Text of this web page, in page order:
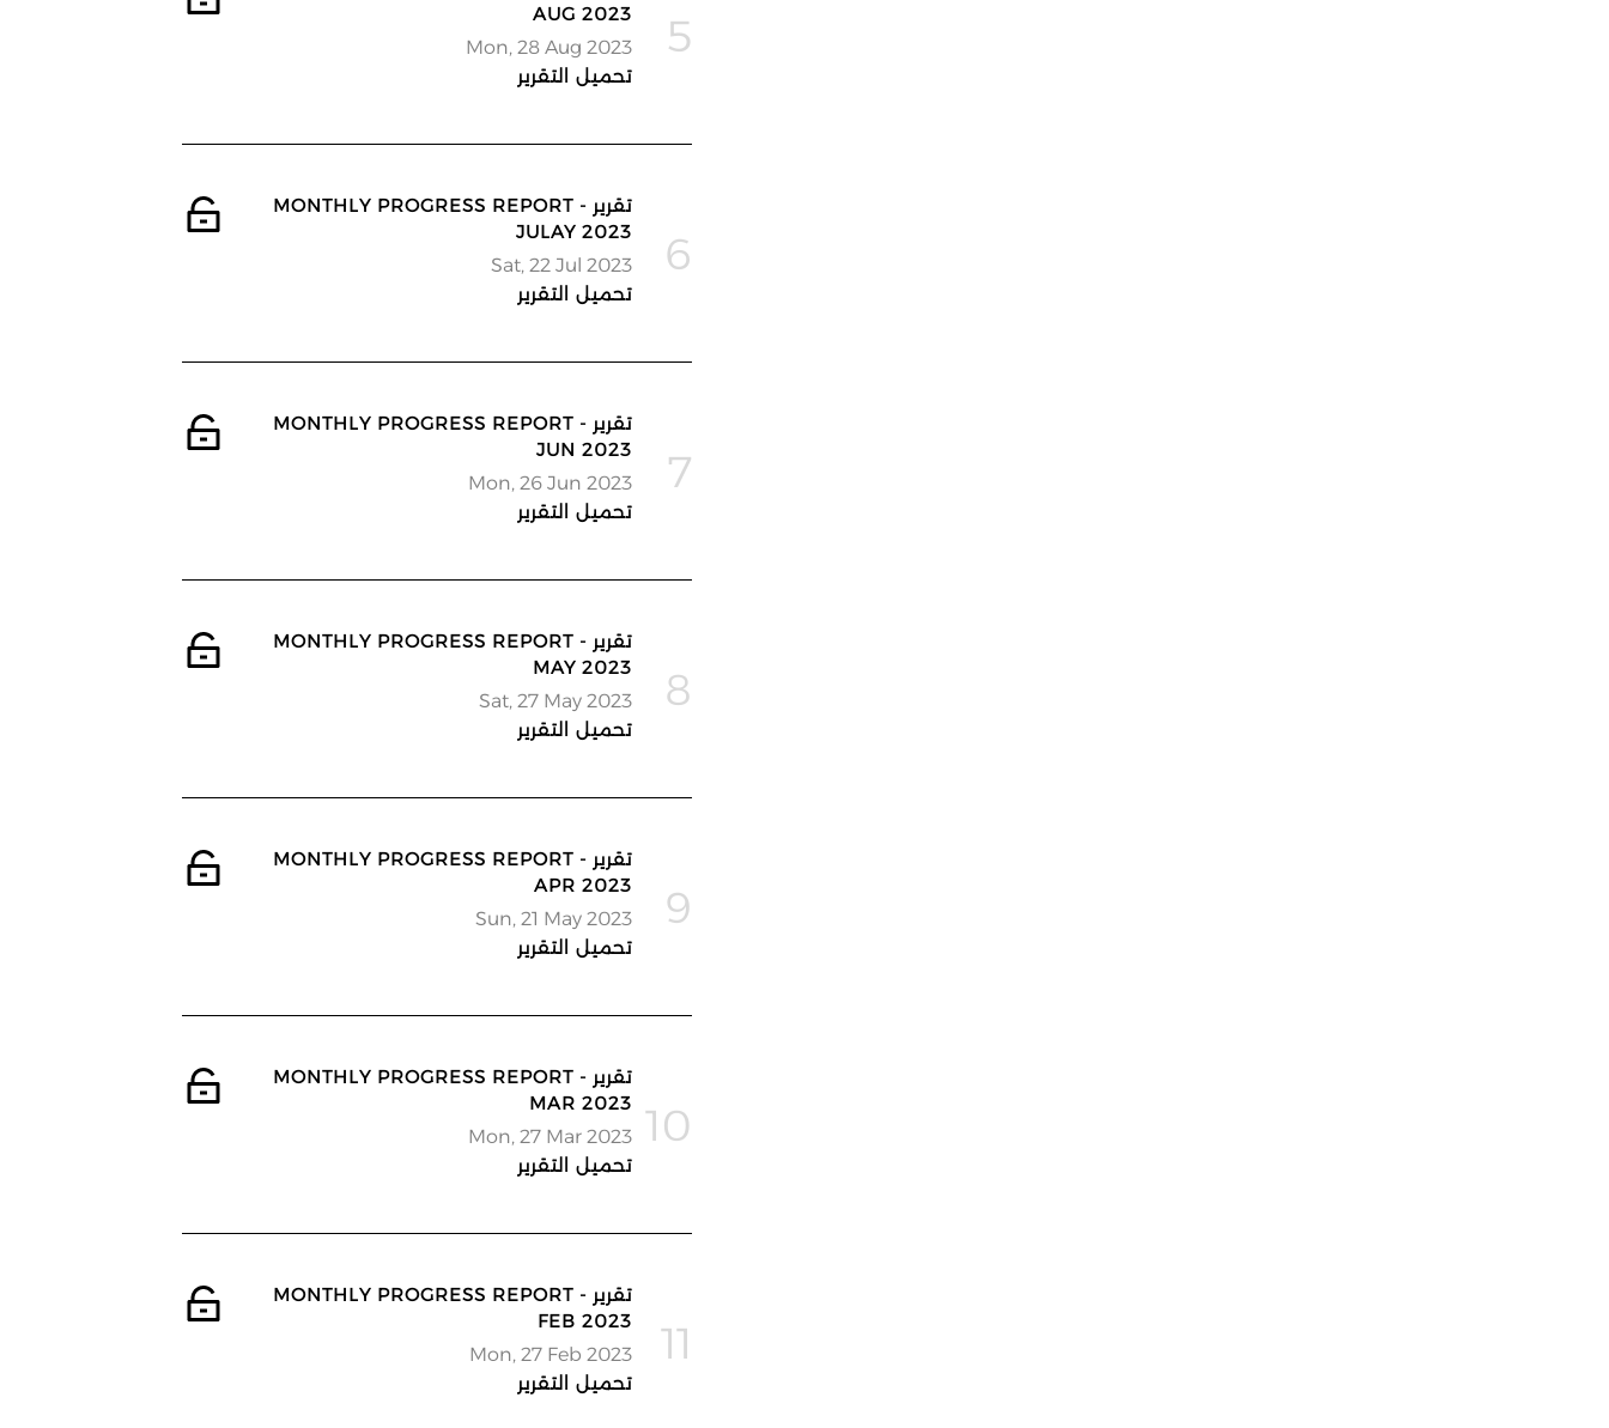
5
AUG 2023
Mon, 28 Aug 2023
تحميل التقرير
6
تقرير MONTHLY PROGRESS REPORT -
JULAY 2023
Sat, 22 Jul 2023
تحميل التقرير
7
تقرير MONTHLY PROGRESS REPORT -
JUN 2023
Mon, 26 Jun 2023
تحميل التقرير
8
تقرير MONTHLY PROGRESS REPORT -
MAY 2023
Sat, 27 May 2023
تحميل التقرير
9
تقرير MONTHLY PROGRESS REPORT -
APR 2023
Sun, 21 May 2023
تحميل التقرير
10
تقرير MONTHLY PROGRESS REPORT -
MAR 2023
Mon, 27 Mar 2023
تحميل التقرير
11
تقرير MONTHLY PROGRESS REPORT -
FEB 2023
Mon, 27 Feb 2023
تحميل التقرير